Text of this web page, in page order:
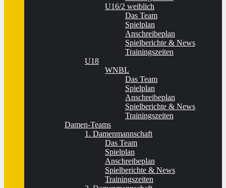
U16/2 weiblich
Das Team
Spielplan
Anschreibeplan
Spielberichte & News
Trainingszeiten
U18
WNBL
Das Team
Spielplan
Anschreibeplan
Spielberichte & News
Trainingszeiten
Damen-Teams
1. Damenmannschaft
Das Team
Spielplan
Anschreibeplan
Spielberichte & News
Trainingszeiten